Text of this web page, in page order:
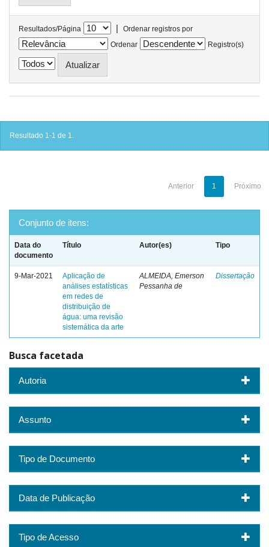
Resultados/Página |
Ordenar registros por
Ordenar
Registro(s)
Resultado 1-1 de 1.
Anterior 1 Próximo
Conjunto de itens:
Data do
documento
Título Autor(es) Tipo
9-Mar-2021
Aplicação de
análises estatísticas
em redes de
distribuição de
água: uma revisão
sistemática da arte
ALMEIDA, Emerson
Pessanha de
Dissertação
Busca facetada
Autoria
Assunto
Tipo de Documento
Data de Publicação
Tipo de Acesso